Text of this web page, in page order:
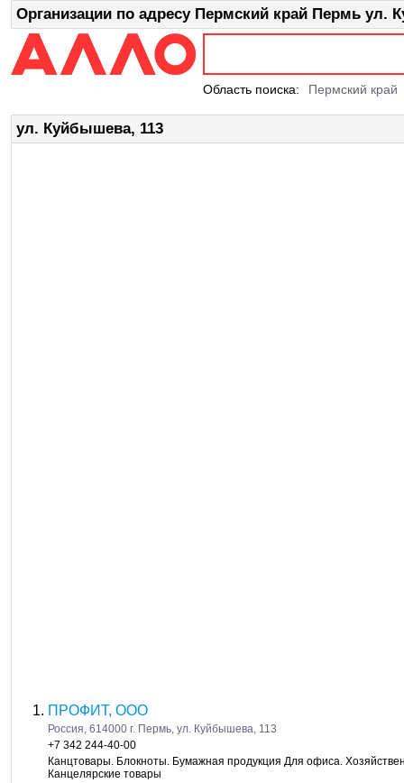
Организации по адресу Пермский край Пермь ул.
Область поиска: Пермский край
ул. Куйбышева, 113
ПРОФИТ, ООО
Россия, 614000 г. Пермь, ул. Куйбышева, 113
+7 342 244-40-00
Канцтовары. Блокноты. Бумажная продукция Для офиса.
Канцелярские товары